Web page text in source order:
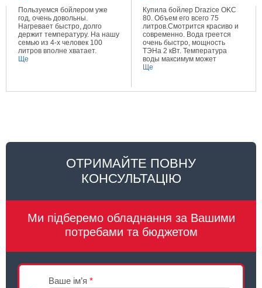
Пользуемся бойлером уже
год, очень довольны.
Нагревает быстро, долго
держит температуру. На нашу
семью из 4-х человек 100
литров вполне хватает.
Ще
Купила бойлер Drazice OKC
80. Объем его всего 75
литров.Смотрится красиво и
современно. Вода греется
очень быстро, мощность
ТЭНа 2 кВт. Температура
воды максимум может
составлять 80 градусов.
Ще
ОТРИМАЙТЕ ПОВНУ
КОНСУЛЬТАЦІЮ
Ми підберемо обладнання за Вашими
потребами та бюджетом
Ваше ім’я *